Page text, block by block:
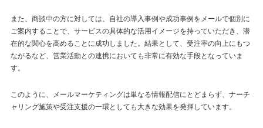
また、商談中の方に対しては、自社の導入事例や成功事例をメールで個別に
ご案内することで、サービスの具体的な活用イメージを持っていただき、潜
在的な関心を高めることに成功しました。結果として、受注率の向上にもつ
ながるなど、営業活動との連携においても非常に有効な手段となっていま
す。
このように、メールマーケティングは単なる情報配信にとどまらず、ナーチ
ャリング施策や受注支援の一環としても大きな効果を発揮しています。